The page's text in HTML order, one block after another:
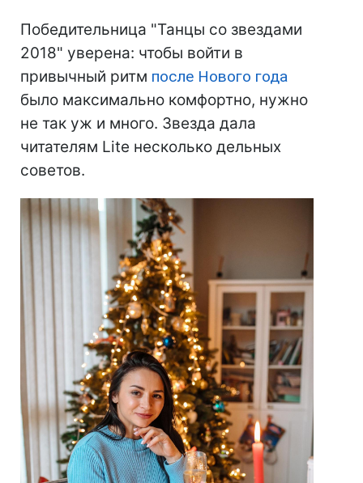
Победительница "Танцы со звездами
2018" уверена: чтобы войти в
привычный ритм после Нового года
было максимально комфортно, нужно
не так уж и много. Звезда дала
читателям Lite несколько дельных
советов.